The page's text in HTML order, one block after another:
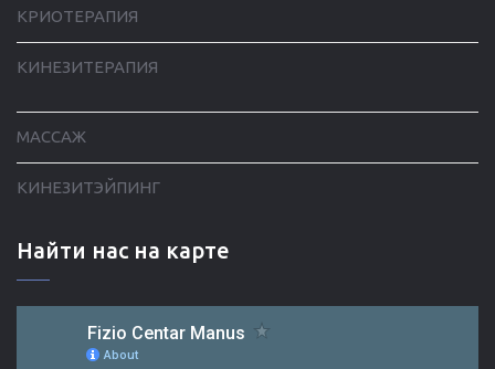
КРИОТЕРАПИЯ
КИНЕЗИТЕРАПИЯ
МАССАЖ
КИНЕЗИТЭЙПИНГ
Найти нас на карте